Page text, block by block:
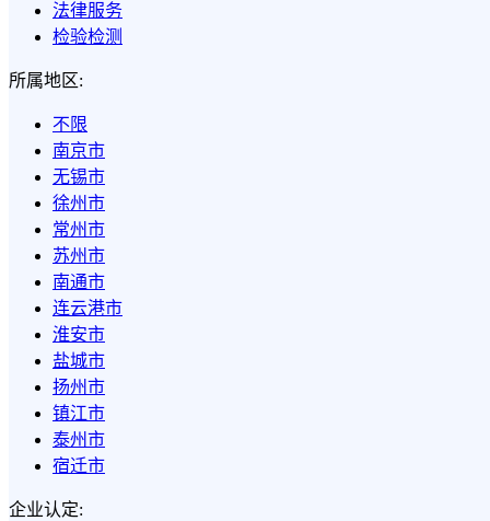
法律服务
检验检测
所属地区:
不限
南京市
无锡市
徐州市
常州市
苏州市
南通市
连云港市
淮安市
盐城市
扬州市
镇江市
泰州市
宿迁市
企业认定: